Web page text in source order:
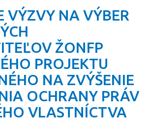
VÝZVY NA VÝBER
ŽONFP
PROJEKTU
NA ZVÝŠENIE
OCHRANY PRÁV
VLASTNÍCTVA